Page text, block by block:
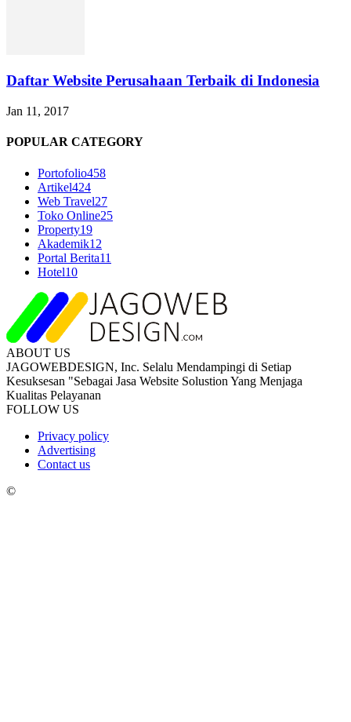
Daftar Website Perusahaan Terbaik di Indonesia
Jan 11, 2017
POPULAR CATEGORY
Portofolio458
Artikel424
Web Travel27
Toko Online25
Property19
Akademik12
Portal Berita11
Hotel10
ABOUT US
JAGOWEBDESIGN, Inc. Selalu Mendampingi di Setiap
Kesuksesan "Sebagai Jasa Website Solustion Yang Menjaga
Kualitas Pelayanan
FOLLOW US
Privacy policy
Advertising
Contact us
©